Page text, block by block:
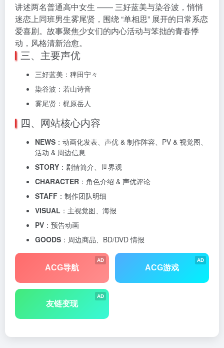
讲述两名普通高中女生 —— 三好蓝美与染谷波，悄悄
迷恋上同班男生雾尾贤，围绕 “单相思” 展开的日常系恋
爱喜剧。故事聚焦少女们的内心活动与笨拙的青春悸
动，风格清新治愈。
三、主要声优
三好蓝美：稗田宁々
染谷波：若山诗音
雾尾贤：梶原岳人
四、网站核心内容
NEWS ：动画化发表、声优 & 制作阵容、PV & 视觉图、
活动 & 周边信息
STORY ：剧情简介、世界观
CHARACTER ：角色介绍 & 声优评论
STAFF ：制作团队明细
VISUAL ：主视觉图、海报
PV ：预告动画
GOODS ：周边商品、BD/DVD 情报
AD
ACG导航
AD
ACG游戏
AD
友链变现